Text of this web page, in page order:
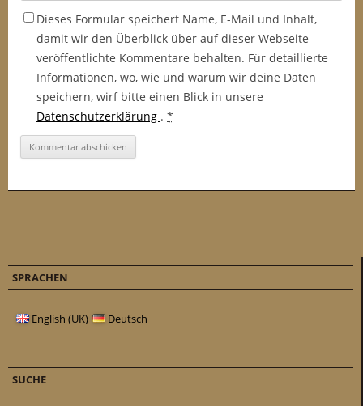
Dieses Formular speichert Name, E-Mail und Inhalt,
damit wir den Überblick über auf dieser Webseite
veröffentlichte Kommentare behalten. Für detaillierte
Informationen, wo, wie und warum wir deine Daten
speichern, wirf bitte einen Blick in unsere
Datenschutzerklärung . *
SPRACHEN
English (UK) Deutsch
SUCHE